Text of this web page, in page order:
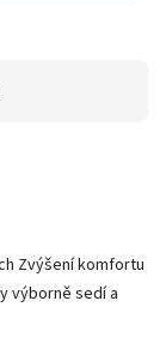
Zvýšení komfortu
výborně sedí a